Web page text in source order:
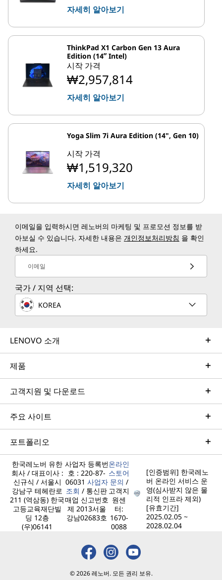
자세히 알아보기
ThinkPad X1 Carbon Gen 13 Aura
Edition (14ʺ Intel)
시작 가격
₩2,957,814
자세히 알아보기
Yoga Slim 7i Aura Edition (14", Gen 10)
시작 가격
₩1,519,320
자세히 알아보기
이메일을 입력하시면 레노버의 마케팅 및 프로모션 정보를 받
아보실 수 있습니다. 자세한 내용은 개인정보처리방침 을 확인
하세요.
이메일
국가 / 지역 선택:
KOREA
LENOVO 소개
제품
고객지원 및 다운로드
주요 사이트
포트폴리오
한국레노버 유한
회사 / 대표이사 :
신규식 / 서울시
강남구 테헤란로
211 (역삼동) 한국
고등교육재단빌
딩 12층
(우)06141
사업자 등록번
호 : 220-87-
06031 사업자
조회 / 통신판
매업 신고번호
제 2013서울
강남02683호
온라인
스토어
문의 /
고객지
원센
터:
1670-
0088
[인증범위] 한국레노
버 온라인 서비스 운
영(심사받지 않은 물
리적 인프라 제외)
[유효기간]
2025.02.05 ~
2028.02.04
© 2026 레노버. 모든 권리 보유.